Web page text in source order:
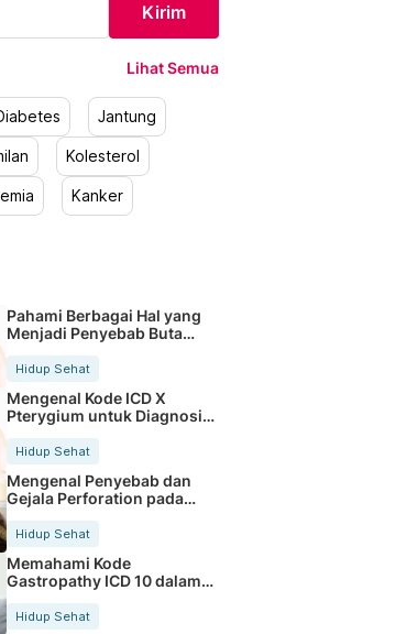
Kirim
Lihat Semua
Jantung
Kolesterol
Kanker
Pahami Berbagai Hal yang
Menjadi Penyebab Buta
Hidup Sehat
Mengenal Kode ICD X
Pterygium untuk Diagnosis
Hidup Sehat
Mengenal Penyebab dan
Gejala Perforation pada
Tubuh
Hidup Sehat
Memahami Kode
Gastropathy ICD 10 dalam
Rekam Medis Pasien
Hidup Sehat